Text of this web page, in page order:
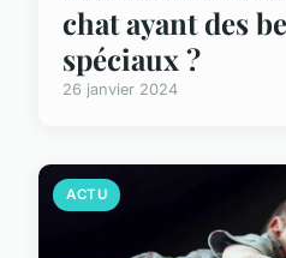
chat ayant des
spéciaux ?
26 janvier 2024
ACTU